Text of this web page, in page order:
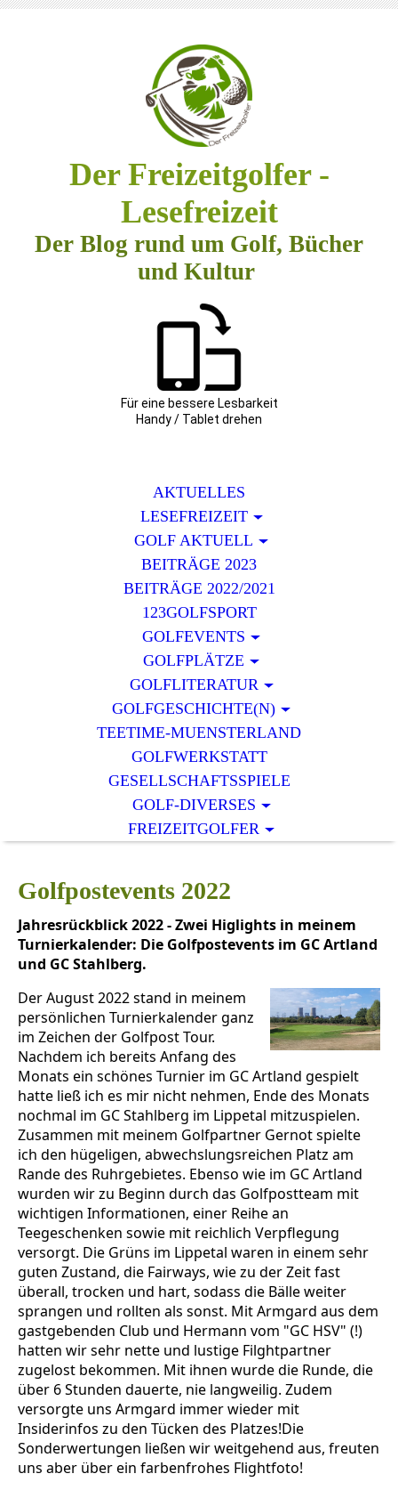
Der Freizeitgolfer -
Lesefreizeit
Der Blog rund um Golf, Bücher
und Kultur
Für eine bessere Lesbarkeit
Handy / Tablet drehen
AKTUELLES
LESEFREIZEIT
GOLF AKTUELL
BEITRÄGE 2023
BEITRÄGE 2022/2021
123GOLFSPORT
GOLFEVENTS
GOLFPLÄTZE
GOLFLITERATUR
GOLFGESCHICHTE(N)
TEETIME-MUENSTERLAND
GOLFWERKSTATT
GESELLSCHAFTSSPIELE
GOLF-DIVERSES
FREIZEITGOLFER
Golfpostevents 2022
Jahresrückblick 2022 - Zwei Higlights in meinem
Turnierkalender: Die Golfpostevents im GC Artland
und GC Stahlberg.
Der August 2022 stand in meinem
persönlichen Turnierkalender ganz
im Zeichen der Golfpost Tour.
Nachdem ich bereits Anfang des
Monats ein schönes Turnier im GC Artland gespielt
hatte ließ ich es mir nicht nehmen, Ende des Monats
nochmal im GC Stahlberg im Lippetal mitzuspielen.
Zusammen mit meinem Golfpartner Gernot spielte
ich den hügeligen, abwechslungsreichen Platz am
Rande des Ruhrgebietes. Ebenso wie im GC Artland
wurden wir zu Beginn durch das Golfpostteam mit
wichtigen Informationen, einer Reihe an
Teegeschenken sowie mit reichlich Verpflegung
versorgt. Die Grüns im Lippetal waren in einem sehr
guten Zustand, die Fairways, wie zu der Zeit fast
überall, trocken und hart, sodass die Bälle weiter
sprangen und rollten als sonst. Mit Armgard aus dem
gastgebenden Club und Hermann vom "GC HSV" (!)
hatten wir sehr nette und lustige Filghtpartner
zugelost bekommen. Mit ihnen wurde die Runde, die
über 6 Stunden dauerte, nie langweilig. Zudem
versorgte uns Armgard immer wieder mit
Insiderinfos zu den Tücken des Platzes!Die
Sonderwertungen ließen wir weitgehend aus, freuten
uns aber über ein farbenfrohes Flightfoto!